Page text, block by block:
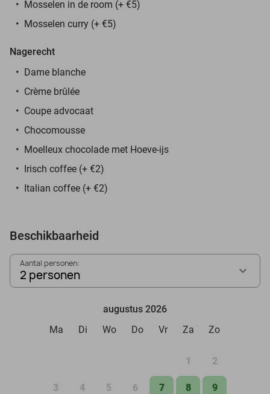
Mosselen in de room (+ €5)
Mosselen curry (+ €5)
Nagerecht
Dame blanche
Crème brûlée
Coupe advocaat
Chocomousse
Moelleux chocolade met Hoeve-ijs
Irisch coffee (+ €2)
Italian coffee (+ €2)
Beschikbaarheid
Aantal personen:
2 personen
augustus 2026
Ma
Di Wo Do Vr Za Zo
1 2
3 4 5 6 7 8 9